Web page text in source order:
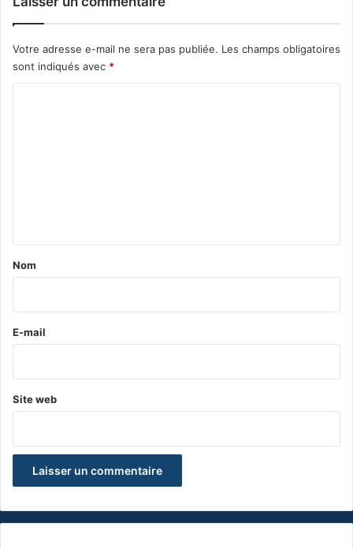
Votre adresse e-mail ne sera pas publiée. Les champs obligatoires
sont indiqués avec *
a
e
Nom
E-mail
Site web